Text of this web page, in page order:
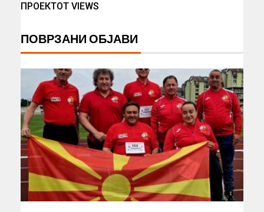
ПРОЕКТОТ VIEWS
ПОВРЗАНИ ОБЈАВИ